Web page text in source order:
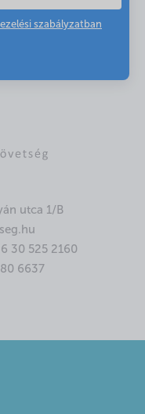
szabályzatban
utca 1/B
30 525 2160
6637